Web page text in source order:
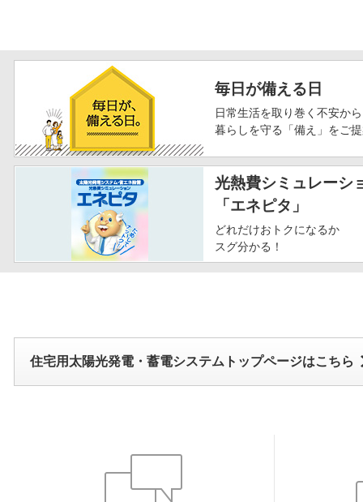
毎日が備える日
日常生活を取り巻く不安から
暮らしを守る「備え」をご
光熱費シミュレーシ
「エネピタ」
どれだけおトクになるか
スグ分かる！
住宅用太陽光発電・蓄電システムトップページはこちら